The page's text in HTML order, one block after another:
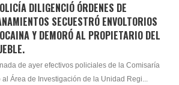
DILIGENCIÓ ÓRDENES DE
SECUESTRÓ ENVOLTORIOS
Y DEMORÓ AL PROPIETARIO DEL
de ayer efectivos policiales de la Comisaría
al Área de Investigación de la Unidad Regi...